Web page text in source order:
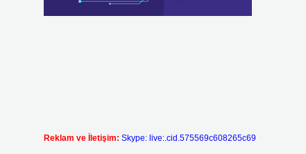
Reklam ve İletişim: Skype: live:.cid.575569c608265c69